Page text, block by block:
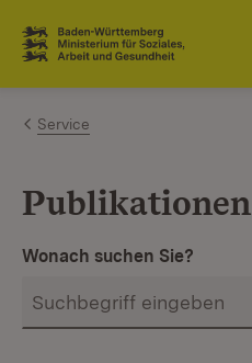
Zum Inhalt springen
Link zur Startseite
Service
Publikationen
Wonach suchen Sie?